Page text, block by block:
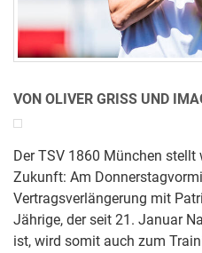
VON OLIVER GRISS UND
Der TSV 1860 München
Zukunft: Am
Vertragsverlängerung mit
Jährige, der seit 21. Januar
ist, wird somit auch zum